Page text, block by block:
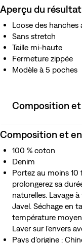
Aperçu du résultat
Loose des hanches
Sans stretch
Taille mi-haute
Fermeture zippée
Modèle à 5 poches
Composition
Composition et
100 % coton
Denim
Portez au moins 10
prolongerez sa
naturelles. Lavage
Javel. Séchage en
température
Laver sur l’envers
Pays d’origine :